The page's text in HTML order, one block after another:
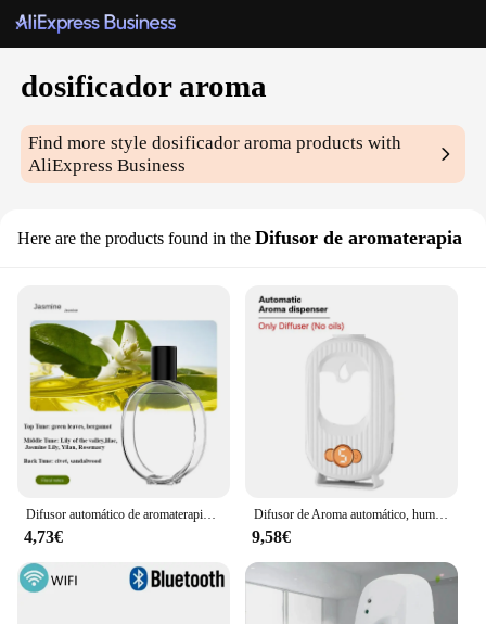
dosificador aroma
Find more styledosificador aroma products with
AliExpress Business
Here are the products found in the Difusor de aromaterapia
Difusor automático de aromaterapia, máquina de aire con fragancia, ambientador para baño, dispensador de aceites esenciales, humidificador
4,73€
Difusor de Aroma automático, humidificador recargable, pantalla Digital, ambientador, máquina de fragancia, dispensador de Perfume para inodoro, dormitorio
9,58€